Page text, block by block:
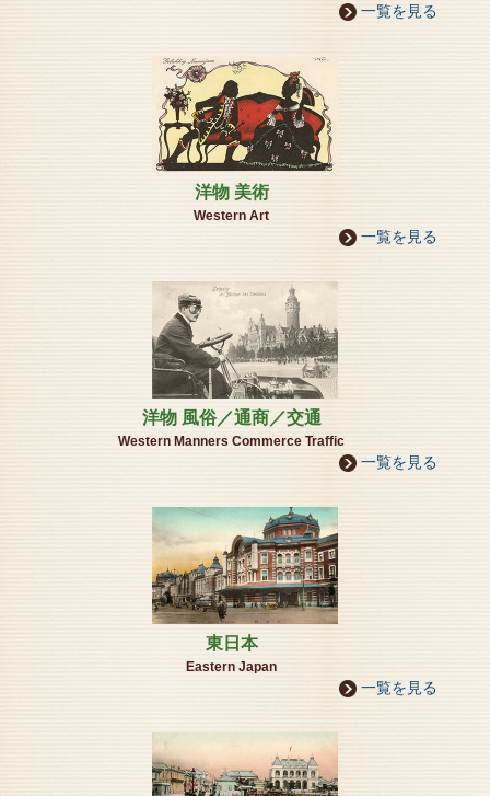
■本館リニュアル工事の為、臨時休館いたします。 期
間5月8日－5月31日■
2025年04月01日
本館リニュアル工事の為、臨時休館いたします。
期間5月8日－5月31日
利臨時休館（4館）、絵葉書資料館・神戸ドールミュ
※藤野美術館は開館しております。
「より広く、より見やすく、新たなジャンルの展示」
オートマタ展示の充実や特設コーナー
2025年01月12日
絵葉書資料館の隣館横の藤野美術館にて
「月と飛行機 」写真展開催のご案内
藤野美術館エントランスにて、２月４日～４月25日迄
「神戸フォトミュージアム」厳選の１３点を展示、月
世界をご高覧ください。
藤野美術館 イベントのお知らせ
2024年12月16日
一覧を見る
洋物 美術
Western Art
一覧を見る
洋物 風俗／通商／交通
Western Manners Commerce Traffic
一覧を見る
東日本
Eastern Japan
一覧を見る